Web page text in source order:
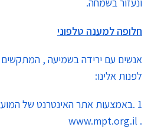
חלופה למענה טלפוני
אנשים עם ירידה בשמיעה , המתקשים
לפנות אלינו:
1 .באמצעות אתר האינטרנט של
. www.mpt.org.il